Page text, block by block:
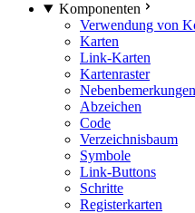
Komponenten
Verwendung von
Karten
Link-Karten
Kartenraster
Nebenbemerkungen
Abzeichen
Code
Verzeichnisbaum
Symbole
Link-Buttons
Schritte
Registerkarten